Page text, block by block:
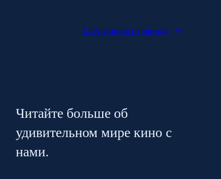
Следующая страница →
Читайте больше об
удивительном мире кино с
нами.